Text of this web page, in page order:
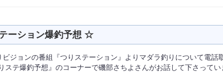
ーション爆釣予想 ☆
ビジョンの番組『つりステーション』よりマダラ釣りについて電話
ステ爆釣予想』のコーナーで磯部さちよさんがお話して下さって